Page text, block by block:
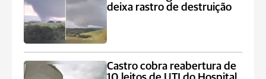
deixa rastro de destruição
Castro cobra reabertura de